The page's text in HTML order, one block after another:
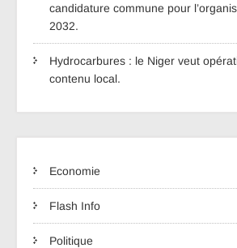
candidature commune pour
2032.
Hydrocarbures : le Niger veut
contenu local.
Economie
Flash Info
Politique